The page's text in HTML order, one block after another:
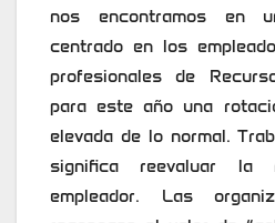
nos encontramos en
centrado en los
profesionales de
para este año una
elevada de lo normal.
significa reevaluar la
empleador. Las